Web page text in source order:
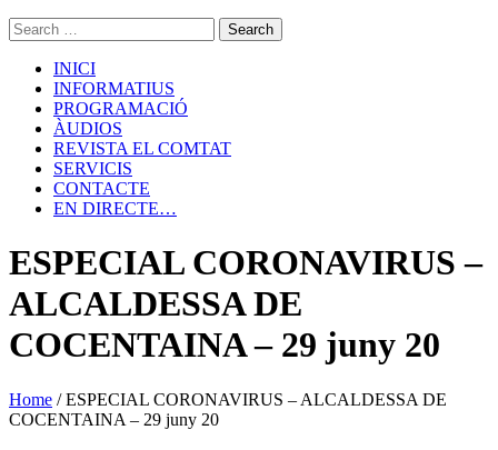
INICI
INFORMATIUS
PROGRAMACIÓ
ÀUDIOS
REVISTA EL COMTAT
SERVICIS
CONTACTE
EN DIRECTE…
ESPECIAL CORONAVIRUS –
ALCALDESSA DE
COCENTAINA – 29 juny 20
Home /ESPECIAL CORONAVIRUS – ALCALDESSA DE
COCENTAINA – 29 juny 20